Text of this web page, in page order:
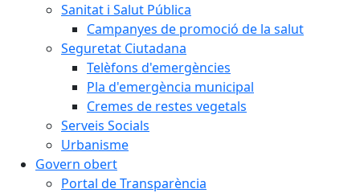
Sanitat i Salut Pública
Campanyes de promoció de la salut
Seguretat Ciutadana
Telèfons d'emergències
Pla d'emergència municipal
Cremes de restes vegetals
Serveis Socials
Urbanisme
Govern obert
Portal de Transparència